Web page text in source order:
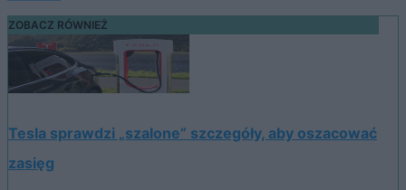
ZOBACZ RÓWNIEŻ
Tesla sprawdzi „szalone” szczegóły, aby oszacować
zasięg